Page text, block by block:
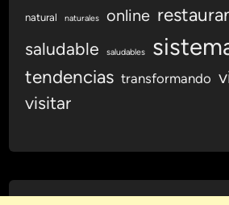
natural naturales online
saludable saludables
tendencias transformando
visitar